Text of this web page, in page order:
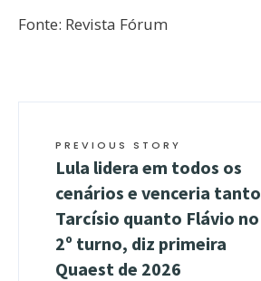
Fonte: Revista Fórum
PREVIOUS STORY
Lula lidera em todos os
cenários e venceria tanto
Tarcísio quanto Flávio no
2º turno, diz primeira
Quaest de 2026